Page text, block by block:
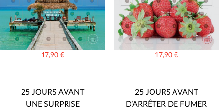
17,90€ 17,90 €
25 JOURS AVANT
UNE SURPRISE
25 JOURS AVANT
D’ARRÊTER DE FUMER